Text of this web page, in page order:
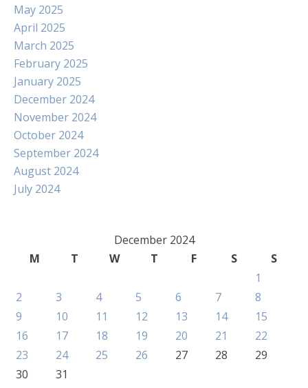
May 2025
April 2025
March 2025
February 2025
January 2025
December 2024
November 2024
October 2024
September 2024
August 2024
July 2024
December 2024
M
T W T F S
S
1
2
3 4 5 6 7
8
9
10 11 12 13 14
15
16
17 18 19 20 21
22
23
24 25 26 27 28
29
30
31